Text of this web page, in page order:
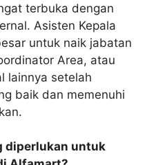
terbuka dengan
Asisten Kepala
untuk naik jabatan
Area, atau
lainnya setelah
baik dan memenuhi
diperlukan untuk